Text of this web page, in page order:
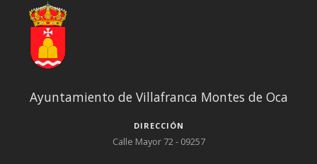
Ayuntamiento de Villafranca Montes de Oca
DIRECCIÓN
Calle Mayor 72 - 09257